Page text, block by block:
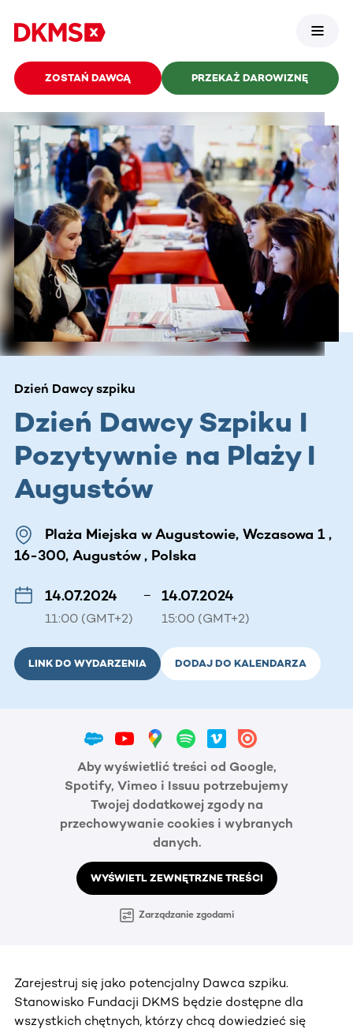
ZOSTAŃ DAWCĄ PRZEKAŻ DAROWIZNĘ
Dzień Dawcy szpiku
Dzień Dawcy Szpiku I
Pozytywnie na Plaży I
Augustów
Plaża Miejska w Augustowie, Wczasowa 1 ,
16-300, Augustów , Polska
14.07.2024
11:00 (GMT+2)
– 14.07.2024
15:00 (GMT+2)
LINK DO WYDARZENIA DODAJ DO KALENDARZA
Aby wyświetlić treści od Google,
Spotify, Vimeo i Issuu potrzebujemy
Twojej dodatkowej zgody na
przechowywanie cookies i wybranych
danych.
WYŚWIETL ZEWNĘTRZNE TREŚCI
Zarządzanie zgodami
Zarejestruj się jako potencjalny Dawca szpiku.
Stanowisko Fundacji DKMS będzie dostępne dla
wszystkich chętnych, którzy chcą dowiedzieć się